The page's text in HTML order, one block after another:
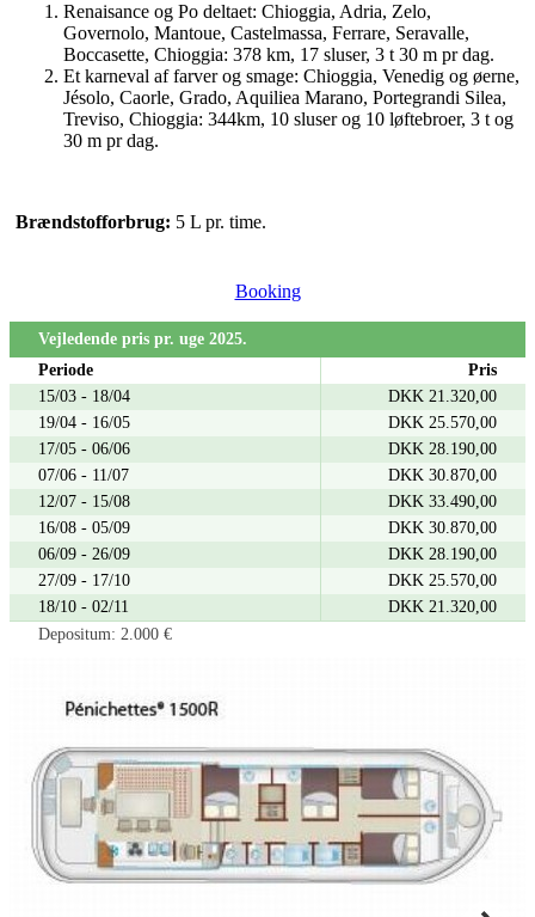
Renaisance og Po deltaet: Chioggia, Adria, Zelo,
Governolo, Mantoue, Castelmassa, Ferrare, Seravalle,
Boccasette, Chioggia: 378 km, 17 sluser, 3 t 30 m pr dag.
Et karneval af farver og smage: Chioggia, Venedig og øerne,
Jésolo, Caorle, Grado, Aquiliea Marano, Portegrandi Silea,
Treviso, Chioggia: 344km, 10 sluser og 10 løftebroer, 3 t og
30 m pr dag.
Brændstofforbrug: 5 L pr. time.
Booking
Vejledende pris pr. uge 2025.
Periode
Pris
15/03 - 18/04
DKK 21.320,00
19/04 - 16/05
DKK 25.570,00
17/05 - 06/06
DKK 28.190,00
07/06 - 11/07
DKK 30.870,00
12/07 - 15/08
DKK 33.490,00
16/08 - 05/09
DKK 30.870,00
06/09 - 26/09
DKK 28.190,00
27/09 - 17/10
DKK 25.570,00
18/10 - 02/11
DKK 21.320,00
Depositum: 2.000 €